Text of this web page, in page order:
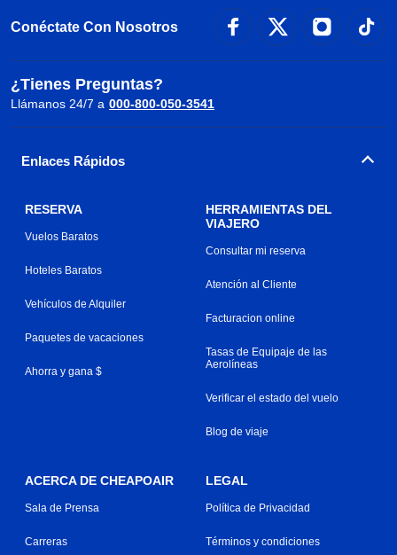
Conéctate Con Nosotros
¿Tienes Preguntas?
Llámanos 24/7 a 000-800-050-3541
Enlaces Rápidos
RESERVA
Vuelos Baratos
Hoteles Baratos
Vehículos de Alquiler
Paquetes de vacaciones
Ahorra y gana $
HERRAMIENTAS DEL
VIAJERO
Consultar mi reserva
Atención al Cliente
Facturacion online
Tasas de Equipaje de las
Aerolíneas
Verificar el estado del vuelo
Blog de viaje
ACERCA DE CHEAPOAIR
Sala de Prensa
Carreras
LEGAL
Política de Privacidad
Términos y condiciones